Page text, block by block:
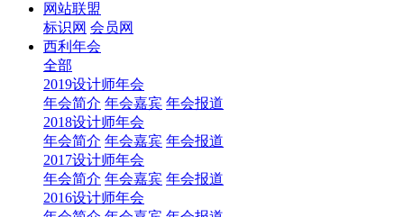
网站联盟
标识网 会员网
西利年会
全部
2019设计师年会
年会简介 年会嘉宾 年会报道
2018设计师年会
年会简介 年会嘉宾 年会报道
2017设计师年会
年会简介 年会嘉宾 年会报道
2016设计师年会